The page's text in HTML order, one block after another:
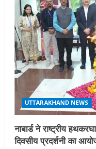
UTTARAKHAND NEWS
नाबार्ड ने राष्ट्रीय
दिवसीय प्रदर्शनी का